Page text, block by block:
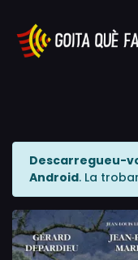
Descarregueu-
Android. La